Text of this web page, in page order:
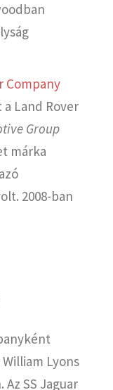
Company
Land Rover
Group
márka
2008-ban
Lyons
Az SS Jaguar